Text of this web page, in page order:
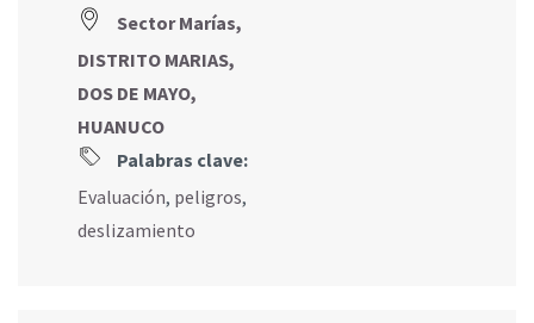
Sector Marías,
DISTRITO MARIAS,
DOS DE MAYO,
HUANUCO
Palabras clave:
Evaluación, peligros,
deslizamiento